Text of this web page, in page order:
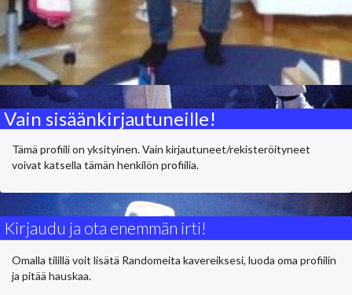
Vain sisäänkirjautuneille!
Tämä profiili on yksityinen. Vain kirjautuneet/rekisteröityneet
voivat katsella tämän henkilön profiilia.
Kirjaudu ja ota enemmän irti!
Omalla tilillä voit lisätä Randomeita kavereiksesi, luoda oma profiilin
ja pitää hauskaa.